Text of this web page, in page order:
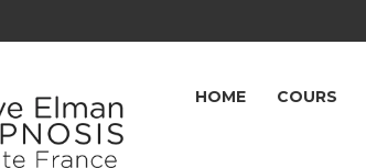
HOME COURS